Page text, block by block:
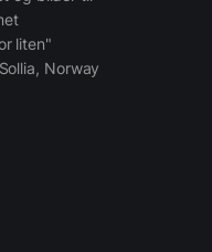
liten"
Norway